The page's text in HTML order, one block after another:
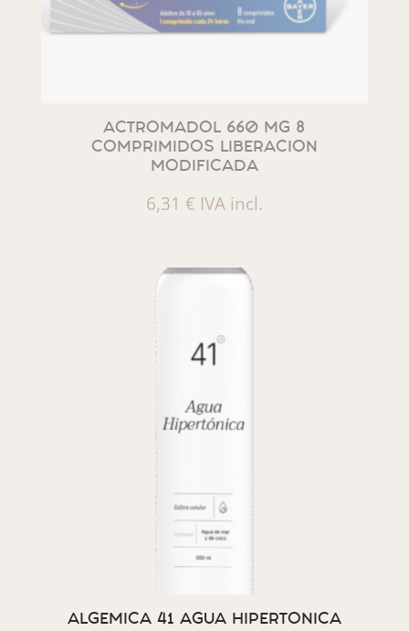
ACTROMADOL 660 MG 8
COMPRIMIDOS LIBERACION
MODIFICADA
6,31 € IVA incl.
ALGEMICA 41 AGUA HIPERTONICA